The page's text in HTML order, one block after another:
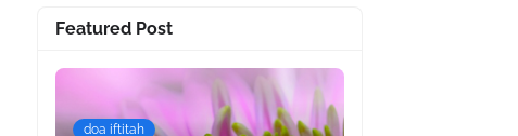
Featured Post
doa iftitah